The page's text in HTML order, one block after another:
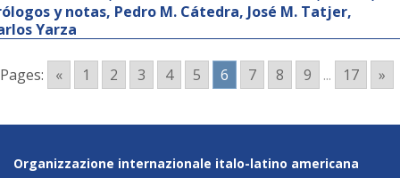
y notas, Pedro M. Cátedra, José M. Tatjer,
Yarza
Pages: « 1 2 3 4 5 6 7 8 9 ... 17 »
Organizzazione internazionale italo-latino americana